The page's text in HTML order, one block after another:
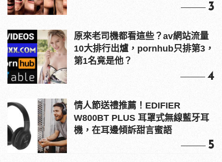
3
原來老司機都看這些？av網站流量
10大排行出爐，pornhub只排第3，
第1名竟是他？
4
情人節送禮推薦！EDIFIER
W800BT PLUS 耳罩式無線藍牙耳
機，在耳邊傾訴甜言蜜語
5